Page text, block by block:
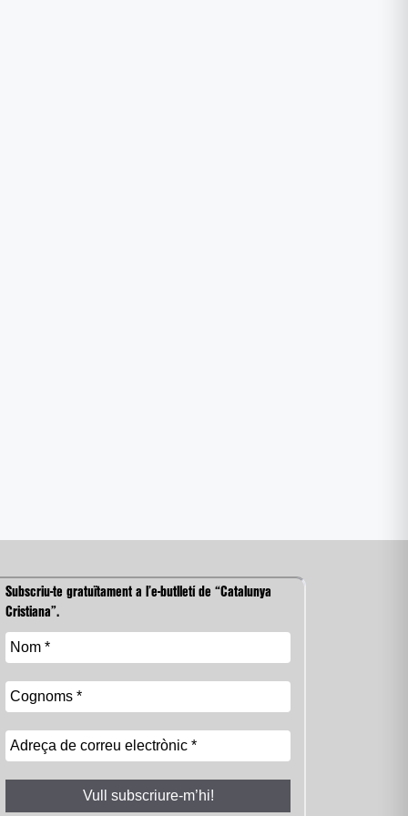
Subscriu-te gratuïtament a l’e-butlletí de “Catalunya
Cristiana”.